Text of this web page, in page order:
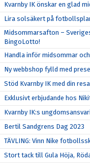
Kvarnby IK önskar en glad
Lira solsäkert på
Midsommarsafton –
BingoLotto!
Handla inför midsommar
Ny webbshop fylld med
Stöd Kvarnby IK med din
Exklusivt erbjudande hos
Kvarnby IK:s
Bertil Sandgrens Dag 2023
TÄVLING: Vinn Nike
Stort tack till Gula Höja,